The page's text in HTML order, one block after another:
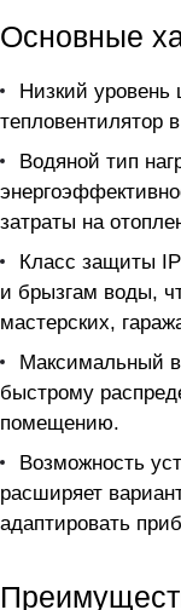
Основные
Низкий
тепловентилятор
Водяной тип
затраты на
Класс защиты
и брызгам воды,
мастерских,
Максимальный
быстрому
помещению.
Возможность
расширяет
адаптировать